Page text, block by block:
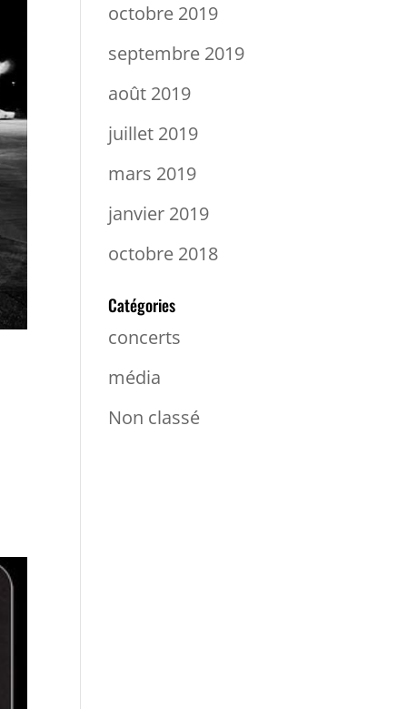
octobre 2019
septembre 2019
août 2019
juillet 2019
mars 2019
janvier 2019
octobre 2018
Catégories
concerts
média
Non classé